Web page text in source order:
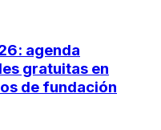
agenda
gratuitas en
de fundación